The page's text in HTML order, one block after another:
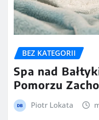
BEZ KATEGORII
Spa nad
Pomorzu
Piotr Lokata